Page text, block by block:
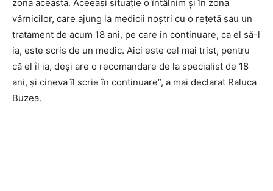
zona aceasta. Aceeaşi situaţie o întâlnim şi în zona
vârnicilor, care ajung la medicii noştri cu o reţetă sau un
tratament de acum 18 ani, pe care în continuare, ca el să-l
ia, este scris de un medic. Aici este cel mai trist, pentru
că el îl ia, deşi are o recomandare de la specialist de 18
ani, şi cineva îl scrie în continuare”, a mai declarat Raluca
Buzea.